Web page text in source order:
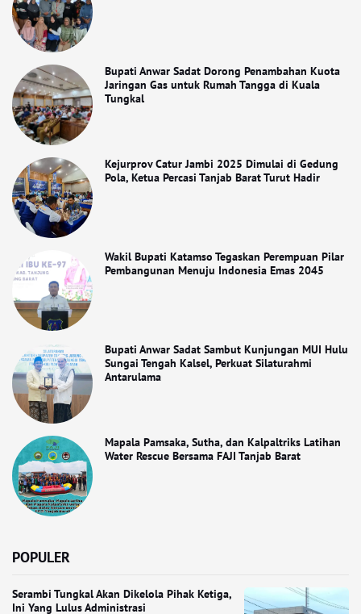
Bupati Anwar Sadat Dorong Penambahan Kuota
Jaringan Gas untuk Rumah Tangga di Kuala
Tungkal
Kejurprov Catur Jambi 2025 Dimulai di Gedung
Pola, Ketua Percasi Tanjab Barat Turut Hadir
Wakil Bupati Katamso Tegaskan Perempuan Pilar
Pembangunan Menuju Indonesia Emas 2045
Bupati Anwar Sadat Sambut Kunjungan MUI Hulu
Sungai Tengah Kalsel, Perkuat Silaturahmi
Antarulama
Mapala Pamsaka, Sutha, dan Kalpaltriks Latihan
Water Rescue Bersama FAJI Tanjab Barat
POPULER
Serambi Tungkal Akan Dikelola Pihak Ketiga,
Ini Yang Lulus Administrasi